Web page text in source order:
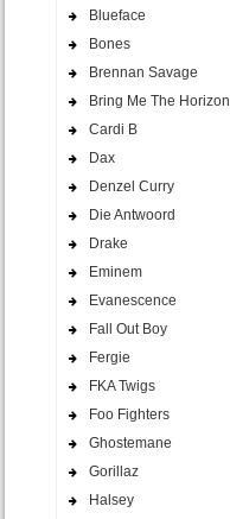
Blueface
Bones
Brennan Savage
Bring Me The Horizon
Cardi B
Dax
Denzel Curry
Die Antwoord
Drake
Eminem
Evanescence
Fall Out Boy
Fergie
FKA Twigs
Foo Fighters
Ghostemane
Gorillaz
Halsey